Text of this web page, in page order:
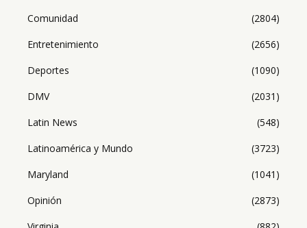
Comunidad
(2804)
Entretenimiento
(2656)
Deportes
(1090)
DMV
(2031)
Latin News
(548)
Latinoamérica y Mundo
(3723)
Maryland
(1041)
Opinión
(2873)